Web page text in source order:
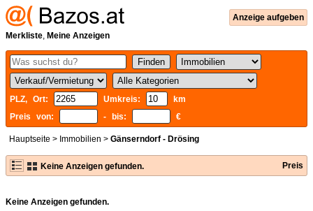
Anzeige aufgeben
Merkliste, Meine Anzeigen
PLZ, Ort: Umkreis:
km
Preis von:
- bis: €
Hauptseite > Immobilien > Gänserndorf - Drösing
Keine Anzeigen gefunden. Preis
Keine Anzeigen gefunden.